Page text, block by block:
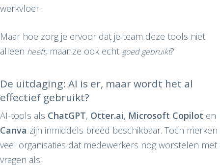
werkvloer.
Maar hoe zorg je ervoor dat je team deze tools niet
alleen heeft, maar ze ook echt goed gebruikt?
De uitdaging: AI is er, maar wordt het al
effectief gebruikt?
AI-tools als ChatGPT, Otter.ai, Microsoft Copilot en
Canva zijn inmiddels breed beschikbaar. Toch merken
veel organisaties dat medewerkers nog worstelen met
vragen als: